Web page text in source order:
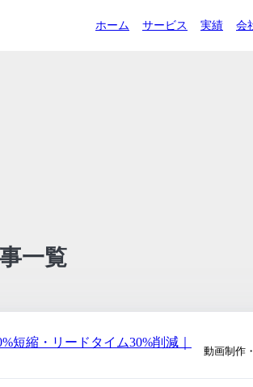
ホーム サービス 実績 会
一覧
短縮・リードタイム30%削減｜
動画制作